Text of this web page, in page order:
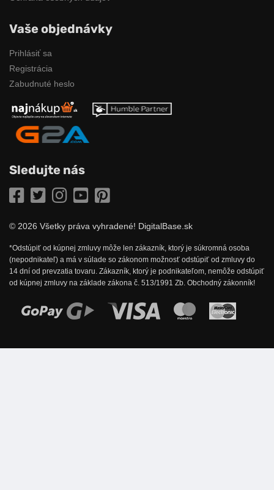
Vaše objednávky
Prihlásiť sa
Registrácia
Zabudnuté heslo
Sledujte nás
Facebook
TwitterInstagramYouTube
© 2026 Všetky práva vyhradené! DigitalBase.sk
*Odstúpiť od kúpnej zmluvy môže len zákazník, ktorý je súkromná osoba
(nepodnikateľ) a má v súlade so zákonom možnosť odstúpiť od zmluvy do
14 dní od prevzatia tovaru. Zákazník, ktorý je podnikateľom, nemôže odstúpiť
od kúpnej zmluvy na základe zákona č. 513/1991 Zb. Obchodný zákonník!
Možnosti online platby